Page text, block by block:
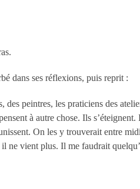
dans ses réflexions, puis reprit :
peintres, les praticiens des
à autre chose. Ils
On les y trouverait entre
ne vient plus. Il me faudrait